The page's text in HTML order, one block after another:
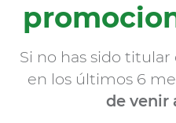
Si no has sido
en los últimos 6
de venir